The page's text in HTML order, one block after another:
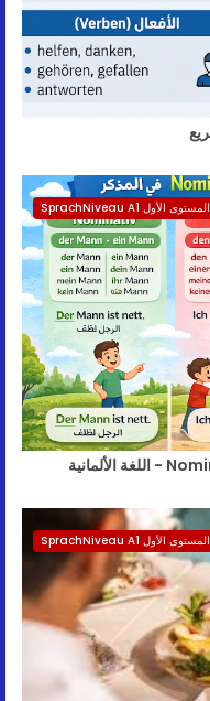
المستوى الأول SprachNiveau A1
المستوى الأول SprachNiveau A1